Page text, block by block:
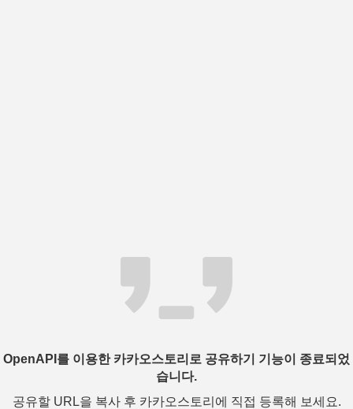
OpenAPI를 이용한 카카오스토리로 공유하기 기능이 종료되었
습니다.
공유할 URL을 복사 후 카카오스토리에 직접 등록해 보세요.